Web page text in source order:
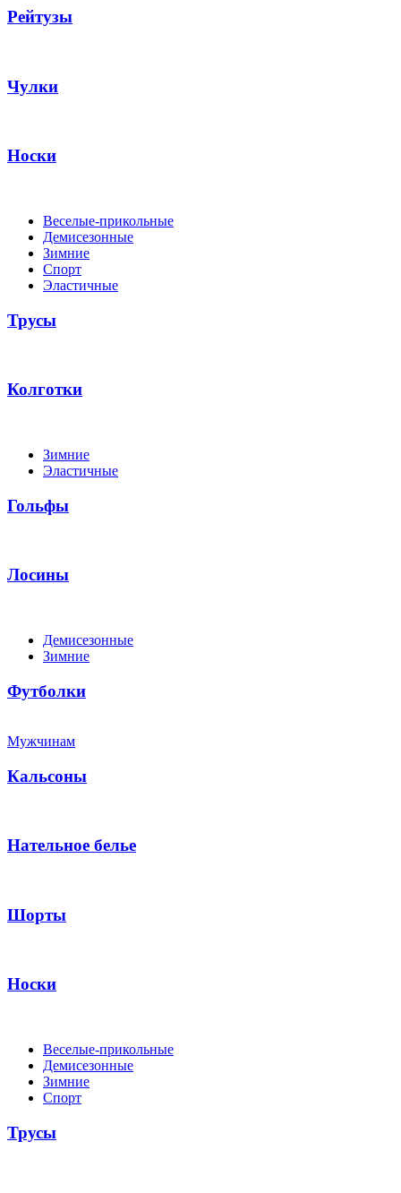
Рейтузы
Чулки
Носки
Веселые-прикольные
Демисезонные
Зимние
Спорт
Эластичные
Трусы
Колготки
Зимние
Эластичные
Гольфы
Лосины
Демисезонные
Зимние
Футболки
Мужчинам
Кальсоны
Нательное белье
Шорты
Носки
Веселые-прикольные
Демисезонные
Зимние
Спорт
Трусы